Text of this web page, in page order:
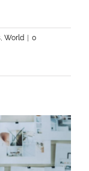
, World | 0